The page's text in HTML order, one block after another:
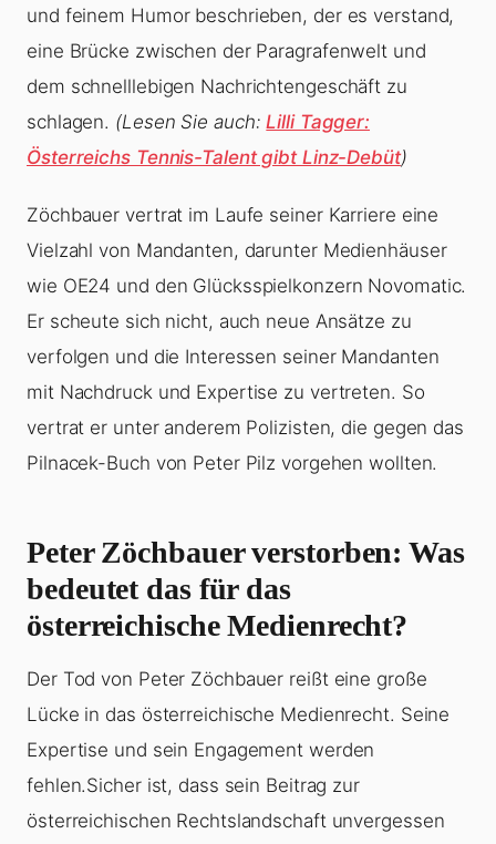
und feinem Humor beschrieben, der es verstand,
eine Brücke zwischen der Paragrafenwelt und
dem schnelllebigen Nachrichtengeschäft zu
schlagen. (Lesen Sie auch:Lilli Tagger:
Österreichs Tennis-Talent gibt Linz-Debüt)
Zöchbauer vertrat im Laufe seiner Karriere eine
Vielzahl von Mandanten, darunter Medienhäuser
wie OE24 und den Glücksspielkonzern Novomatic.
Er scheute sich nicht, auch neue Ansätze zu
verfolgen und die Interessen seiner Mandanten
mit Nachdruck und Expertise zu vertreten. So
vertrat er unter anderem Polizisten, die gegen das
Pilnacek-Buch von Peter Pilz vorgehen wollten.
Peter Zöchbauer verstorben: Was
bedeutet das für das
österreichische Medienrecht?
Der Tod von Peter Zöchbauer reißt eine große
Lücke in das österreichische Medienrecht. Seine
Expertise und sein Engagement werden
fehlen.Sicher ist, dass sein Beitrag zur
österreichischen Rechtslandschaft unvergessen